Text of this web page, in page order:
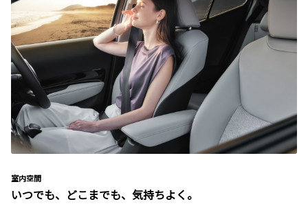
室内空間
いつでも、どこまでも、気持ちよく。